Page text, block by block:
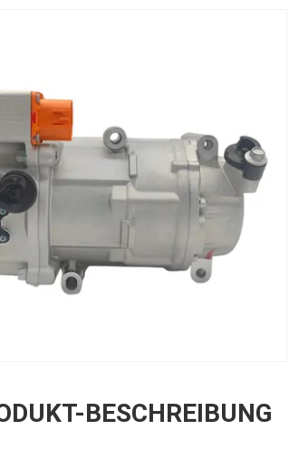
BESCHREIBUNG